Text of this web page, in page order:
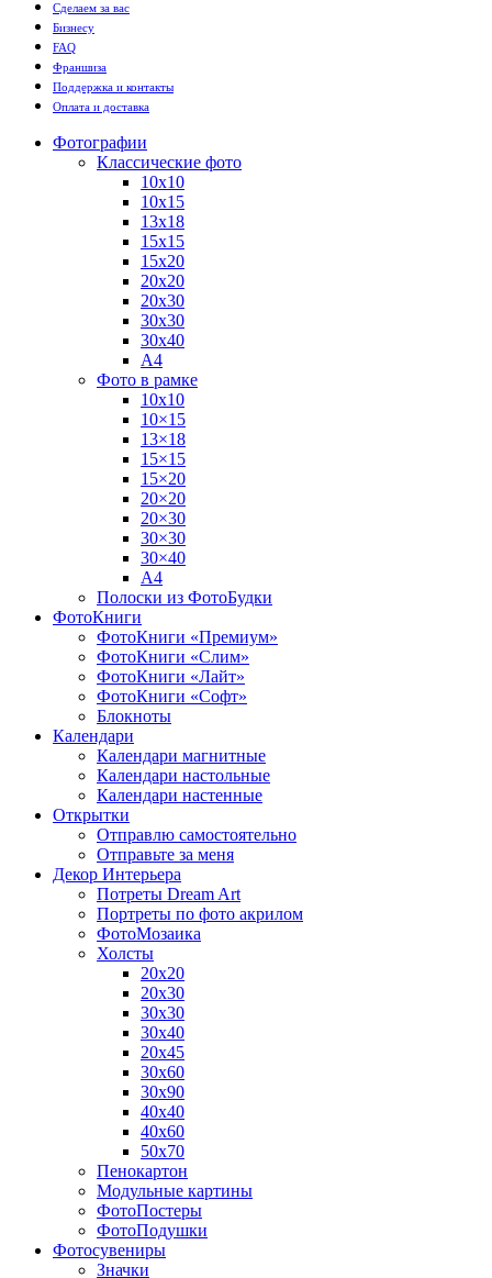
Сделаем за вас
Бизнесу
FAQ
Франшиза
Поддержка и контакты
Оплата и доставка
Фотографии
Классические фото
10х10
10х15
13х18
15х15
15х20
20х20
20х30
30х30
30х40
А4
Фото в рамке
10х10
10×15
13×18
15×15
15×20
20×20
20×30
30×30
30×40
A4
Полоски из ФотоБудки
ФотоКниги
ФотоКниги «Премиум»
ФотоКниги «Слим»
ФотоКниги «Лайт»
ФотоКниги «Софт»
Блокноты
Календари
Календари магнитные
Календари настольные
Календари настенные
Открытки
Отправлю самостоятельно
Отправьте за меня
Декор Интерьера
Потреты Dream Art
Портреты по фото акрилом
ФотоМозаика
Холсты
20х20
20х30
30х30
30х40
20х45
30х60
30х90
40х40
40х60
50х70
Пенокартон
Модульные картины
ФотоПостеры
ФотоПодушки
Фотоcувениры
Значки